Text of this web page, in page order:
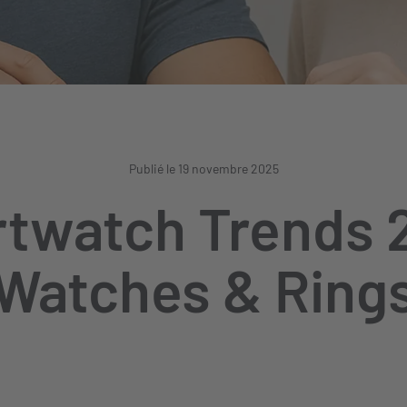
Publié le 19 novembre 2025
Trends
&